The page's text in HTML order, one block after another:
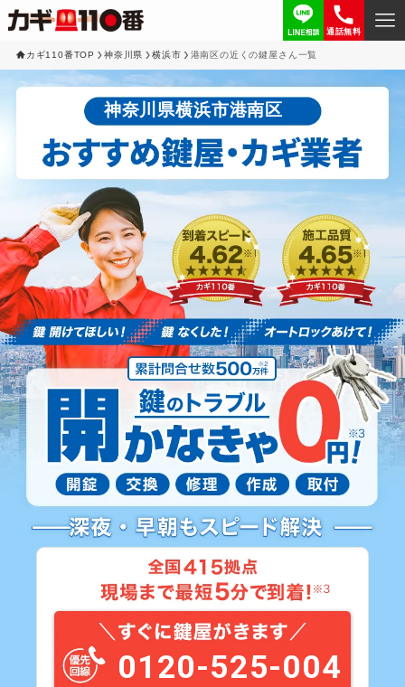
通話無料
カギ110番TOP 神奈川県 横浜市 港南区の近くの鍵屋さん一覧
神奈川県横浜市港南区
0120-525-004